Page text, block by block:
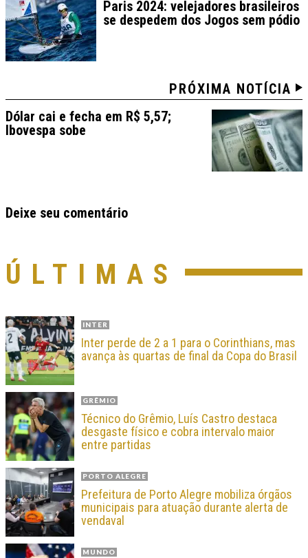
Paris 2024: velejadores brasileiros
se despedem dos Jogos sem pódio
PRÓXIMA NOTÍCIA
Dólar cai e fecha em R$ 5,57;
Ibovespa sobe
Deixe seu comentário
ÚLTIMAS
INTER
Inter perde de 2 a 1 para o Corinthians, mas
avança às quartas de final da Copa do Brasil
GRÊMIO
Técnico do Grêmio, Luís Castro destaca
desgaste físico e cobra intervalo maior
entre partidas
PORTO ALEGRE
Prefeitura de Porto Alegre mobiliza órgãos
municipais para atuação durante alerta de
vendaval
MUNDO